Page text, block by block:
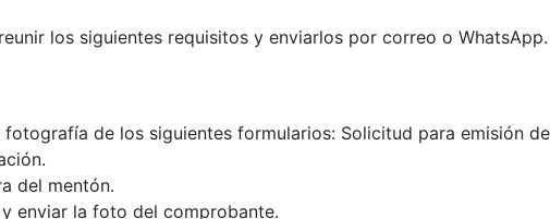
los siguientes requisitos y enviarlos por correo o
de los siguientes formularios: Solicitud para emisión
del mentón.
enviar la foto del comprobante.